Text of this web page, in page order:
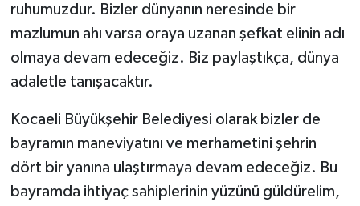
ruhumuzdur. Bizler dünyanın neresinde bir
mazlumun ahı varsa oraya uzanan şefkat elinin adı
olmaya devam edeceğiz. Biz paylaştıkça, dünya
adaletle tanışacaktır.
Kocaeli Büyükşehir Belediyesi olarak bizler de
bayramın maneviyatını ve merhametini şehrin
dört bir yanına ulaştırmaya devam edeceğiz. Bu
bayramda ihtiyaç sahiplerinin yüzünü güldürelim,